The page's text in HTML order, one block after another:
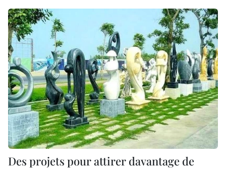
Des projets pour attirer davantage de